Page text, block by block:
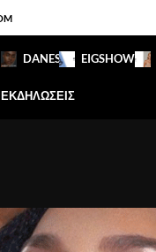
DANESSA EIGSHOW
ΕΚΔΗΛΩΣΕΙΣ